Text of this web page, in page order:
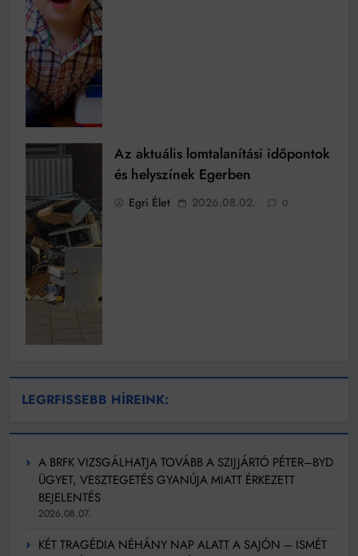
Az aktuális lomtalanítási időpontok
és helyszínek Egerben
Egri Élet 2026.08.02. 0
LEGRFISSEBB HÍREINK:
A BRFK VIZSGÁLHATJA TOVÁBB A SZIJJÁRTÓ PÉTER–BYD
ÜGYET, VESZTEGETÉS GYANÚJA MIATT ÉRKEZETT
BEJELENTÉS
2026.08.07.
KÉT TRAGÉDIA NÉHÁNY NAP ALATT A SAJÓN – ISMÉT